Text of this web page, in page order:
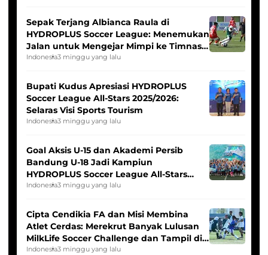
Sepak Terjang Albianca Raula di
HYDROPLUS Soccer League: Menemukan
Jalan untuk Mengejar Mimpi ke Timnas
Indonesia Putri
Indonesia3 minggu yang lalu
Bupati Kudus Apresiasi HYDROPLUS
Soccer League All-Stars 2025/2026:
Selaras Visi Sports Tourism
Indonesia3 minggu yang lalu
Goal Aksis U-15 dan Akademi Persib
Bandung U-18 Jadi Kampiun
HYDROPLUS Soccer League All-Stars
2025/2026
Indonesia3 minggu yang lalu
Cipta Cendikia FA dan Misi Membina
Atlet Cerdas: Merekrut Banyak Lulusan
MilkLife Soccer Challenge dan Tampil di
HYDROPLUS Soccer League
Indonesia3 minggu yang lalu